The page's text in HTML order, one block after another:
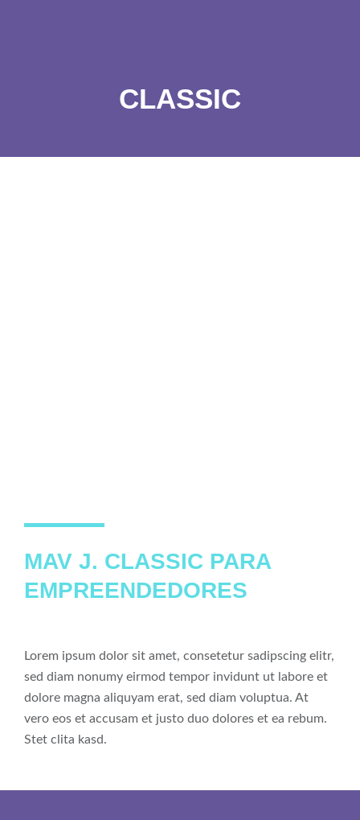
CLASSIC
MAV J. CLASSIC PARA
EMPREENDEDORES
Lorem ipsum dolor sit amet, consetetur sadipscing elitr,
sed diam nonumy eirmod tempor invidunt ut labore et
dolore magna aliquyam erat, sed diam voluptua. At
vero eos et accusam et justo duo dolores et ea rebum.
Stet clita kasd.